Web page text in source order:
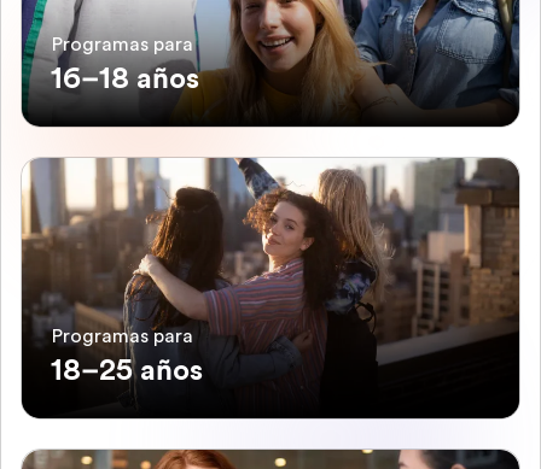
Programas para
16–18 años
Programas para
18–25 años